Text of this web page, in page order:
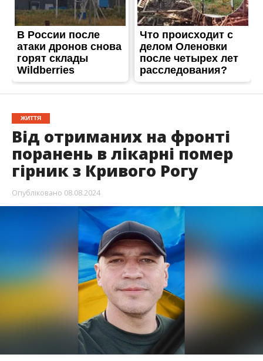
ЖИТТЯ
Від отриманих на фронті
поранень в лікарні помер
гірник з Кривого Рогу
Опубліковано 08.08.2024